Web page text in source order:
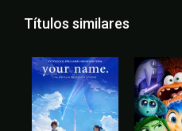
Títulos similares